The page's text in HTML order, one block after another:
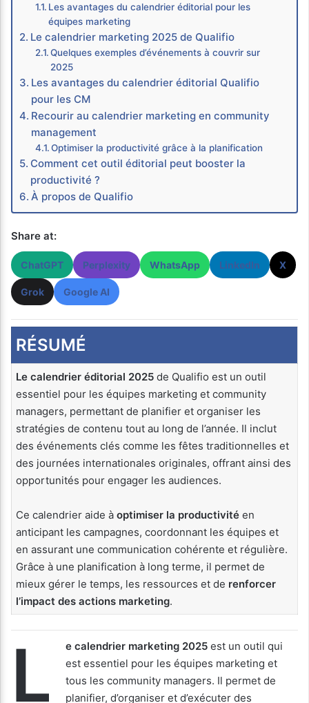
Les avantages du calendrier éditorial pour les
équipes marketing
Le calendrier marketing 2025 de Qualifio
Quelques exemples d’événements à couvrir sur
2025
Les avantages du calendrier éditorial Qualifio
pour les CM
Recourir au calendrier marketing en community
management
Optimiser la productivité grâce à la planification
Comment cet outil éditorial peut booster la
productivité ?
À propos de Qualifio
Share at:
ChatGPT Perplexity WhatsApp LinkedIn X
Grok Google AI
RÉSUMÉ
Le calendrier éditorial 2025 de Qualifio est un outil
essentiel pour les équipes marketing et community
managers, permettant de planifier et organiser les
stratégies de contenu tout au long de l’année. Il inclut
des événements clés comme les fêtes traditionnelles et
des journées internationales originales, offrant ainsi des
opportunités pour engager les audiences.
Ce calendrier aide à optimiser la productivité en
anticipant les campagnes, coordonnant les équipes et
en assurant une communication cohérente et régulière.
Grâce à une planification à long terme, il permet de
mieux gérer le temps, les ressources et de renforcer
l’impact des actions marketing.
L e calendrier marketing 2025 est un outil qui
est essentiel pour les équipes marketing et
tous les community managers. Il permet de
planifier, d’organiser et d’exécuter des